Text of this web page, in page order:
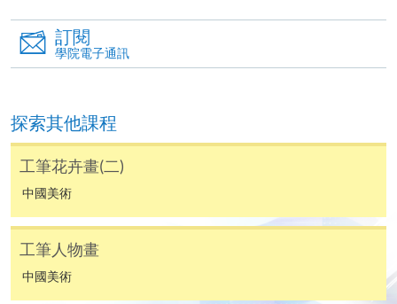
報讀新課程
費以及所需證明文件呈交。
[下載報名表SF26
申請學歷頒授及專業課程可能需要其他資料，報名
表可向報名中心或有關課程負責人索取。填妥申請
表格後，請連同報名費/學費以及所需證明文件親
往報名中心或以郵遞方式遞交。
訂閱
學院電子通訊
探索其他課程
工筆花卉畫(二)
中國美術
工筆人物畫
中國美術